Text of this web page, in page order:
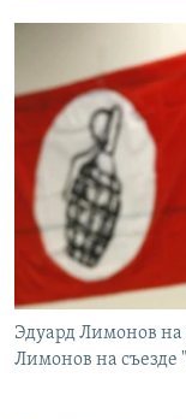
Вернутся
поискуСЕВЕР.РЕАЛИИ
СИБИРЬ.РЕАЛИИ
РАСПИСАНИЕ
ПОДПИШИТЕСЬ
СОЦИАЛЬНЫЕ СЕТИ
Эдуард Лимонов на
Лимонов на съезде